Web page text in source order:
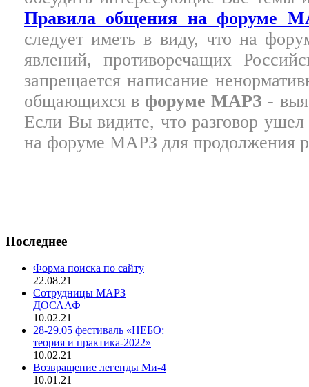
Правила общения на форуме
следует иметь в виду, что на
явлений, противоречащих
запрещается написание
общающихся в форуме МАРЗ -
Если Вы видите, что разговор ушел
на форуме МАРЗ для продолжения
Последнее
Форма поиска по сайту
22.08.21
Сотрудницы МАРЗ
ДОСААФ
10.02.21
28-29.05 фестиваль «НЕБО:
теория и практика-2022»
10.02.21
Возвращение легенды Ми-4
10.01.21